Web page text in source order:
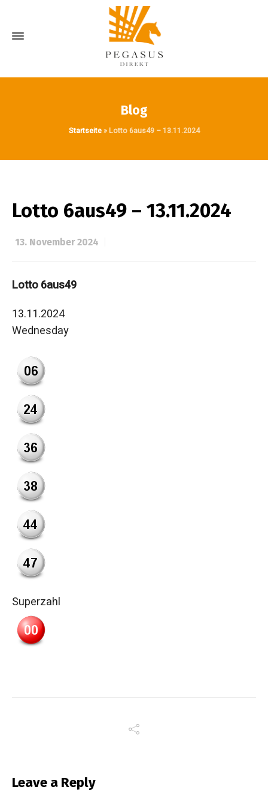
Blog
Startseite»Lotto 6aus49 – 13.11.2024
Lotto 6aus49 – 13.11.2024
13. November 2024
Lotto 6aus49
13.11.2024
Wednesday
Superzahl
Leave a Reply